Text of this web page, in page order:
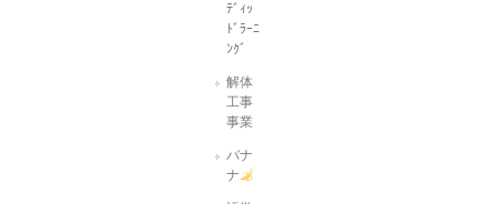
ﾃﾞｨｯ
ﾄﾞﾗｰﾆ
ﾝｸﾞ
解体
工事
事業
バナ
ナ